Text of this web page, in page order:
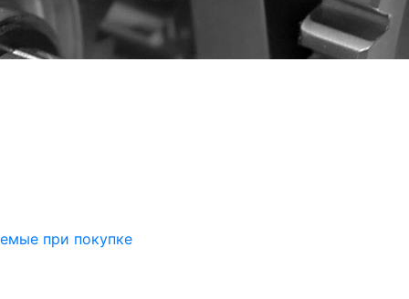
при покупке